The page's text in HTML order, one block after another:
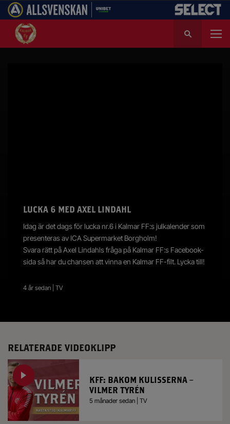
k
LUCKA 6 MED AXEL LINDAHL
Idag är det dags för lucka nr.6 i Kalmar FF:s julkalender som
presenteras av ICA Supermarket Borgholm!
Svara rätt på Axel Lindahls fråga på Kalmar FF:s Facebook-
sida så har du chansen att vinna en Kalmar FF-filt. Lycka till!
4 år sedan | TV
RELATERADE VIDEOKLIPP
KFF: BAKOM KULISSERNA –
VILMER TYRÉN
5 månader sedan | TV